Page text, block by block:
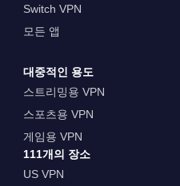
Switch VPN
모든 앱
대중적인 용도
스트리밍용 VPN
스포츠용 VPN
게임용 VPN
111개의 장소
US VPN